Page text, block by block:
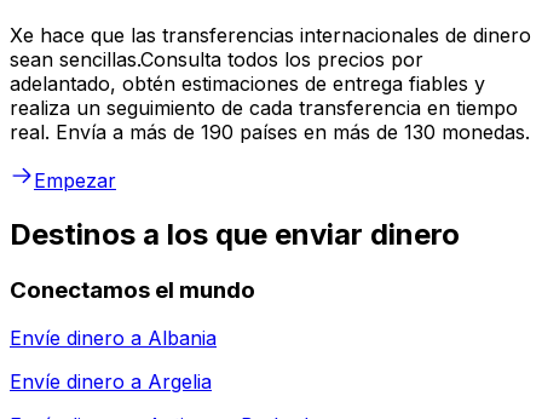
Xe hace que las transferencias internacionales de dinero
sean sencillas.Consulta todos los precios por
adelantado, obtén estimaciones de entrega fiables y
realiza un seguimiento de cada transferencia en tiempo
real. Envía a más de 190 países en más de 130 monedas.
Empezar
Destinos a los que enviar dinero
Conectamos el mundo
Envíe dinero a Albania
Envíe dinero a Argelia